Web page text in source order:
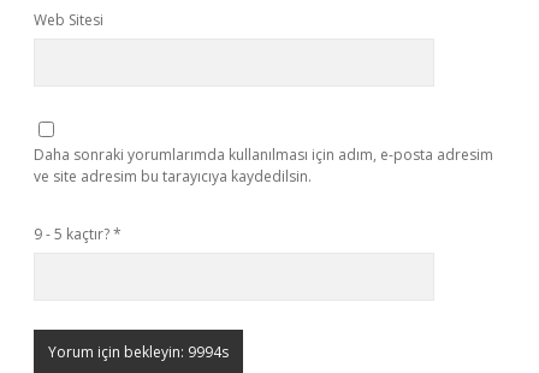
Web Sitesi
Daha sonraki yorumlarımda kullanılması için adım, e-posta adresim
ve site adresim bu tarayıcıya kaydedilsin.
9 - 5 kaçtır?*